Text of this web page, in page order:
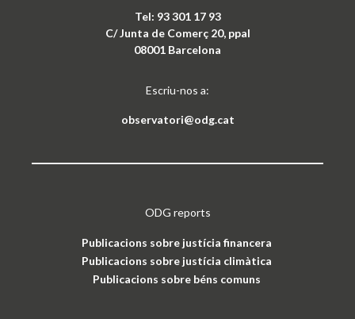
Tel: 93 301 17 93
C/ Junta de Comerç 20, ppal
08001 Barcelona
Escriu-nos a:
observatori@odg.cat
ODG reports
Publicacions sobre justícia financera
Publicacions sobre justícia climàtica
Publicacions sobre béns comuns